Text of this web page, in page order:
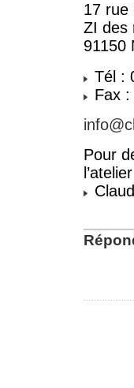
17 rue
ZI des
91150
Tél :
Fax
Pour